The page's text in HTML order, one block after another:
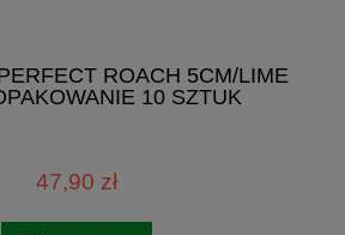
ROACH 5CM/LIME
10 SZTUK
47,90 zł